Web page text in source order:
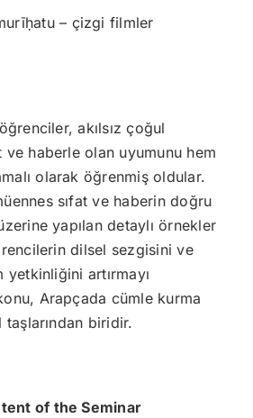
– çizgi filmler
akılsız çoğul
ve haberle olan uyumunu hem
olarak öğrenmiş oldular.
sıfat ve haberin doğru
yapılan detaylı örnekler
dilsel sezgisini ve
yetkinliğini artırmayı
Arapçada cümle kurma
biridir.
of the Seminar